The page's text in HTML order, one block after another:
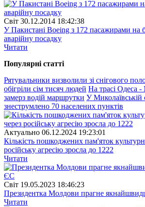
Свiт 30.12.2014 18:42:38
У Пакистані Boeing з 172 пасажирами на
аварійну посадку
Читати
Популярнi статтi
Рятувальники визволили зі снігового
обігріли сім тисяч людей На трасі Одеса -
замерз водій маршрутки У Миколаївській
знеструмлено 70 населених пунктів
Актуально 06.12.2024 19:23:01
Кількість пошкоджених пам'яток
російську агресію зросла до 1222
Читати
Свiт 19.05.2023 18:46:23
Президентка Молдови прагне
Читати